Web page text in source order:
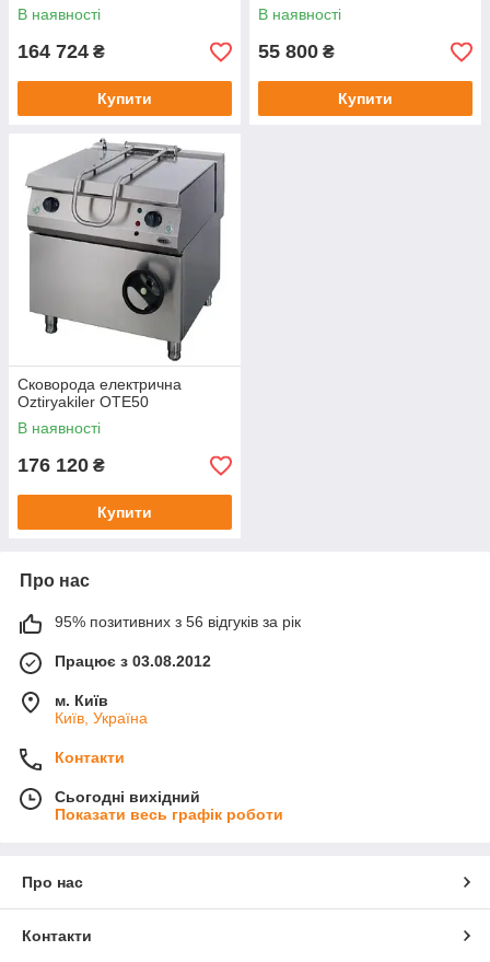
В наявності
164 724 ₴
Купити
В наявності
55 800 ₴
Купити
Сковорода електрична
Oztiryakiler OTE50
В наявності
176 120 ₴
Купити
Про нас
95% позитивних з 56 відгуків за рік
Працює з 03.08.2012
м. Київ
Київ, Україна
Контакти
Сьогодні вихідний
Показати весь графік роботи
Про нас
Контакти